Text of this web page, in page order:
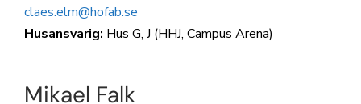
claes.elm@hofab.se
Husansvarig: Hus G, J (HHJ, Campus Arena)
Mikael Falk